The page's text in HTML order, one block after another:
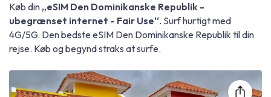
Køb din „eSIM Den Dominikanske Republik -
ubegrænset internet - Fair Use“. Surf hurtigt med
4G/5G. Den bedste eSIM Den Dominikanske Republik til din
rejse. Køb og begynd straks at surfe.